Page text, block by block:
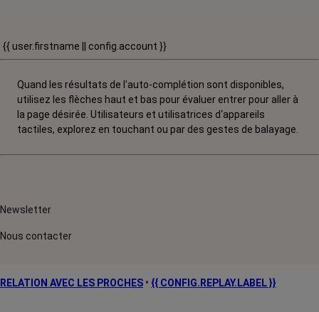
{{ user.firstname || config.account }}
Quand les résultats de l'auto-complétion sont disponibles,
utilisez les flèches haut et bas pour évaluer entrer pour aller à
la page désirée. Utilisateurs et utilisatrices d‘appareils
tactiles, explorez en touchant ou par des gestes de balayage.
Newsletter
Nous contacter
RELATION AVEC LES PROCHES • {{ CONFIG.REPLAY.LABEL }}